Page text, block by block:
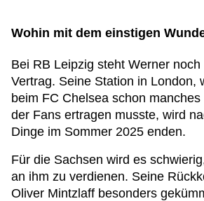
Wohin mit dem einstigen
Bei RB Leipzig steht Werner
Vertrag. Seine Station in London,
beim FC Chelsea schon
der Fans ertragen musste, wird
Dinge im Sommer 2025 enden.
Für die Sachsen wird es
an ihm zu verdienen. Seine
Oliver Mintzlaff besonders